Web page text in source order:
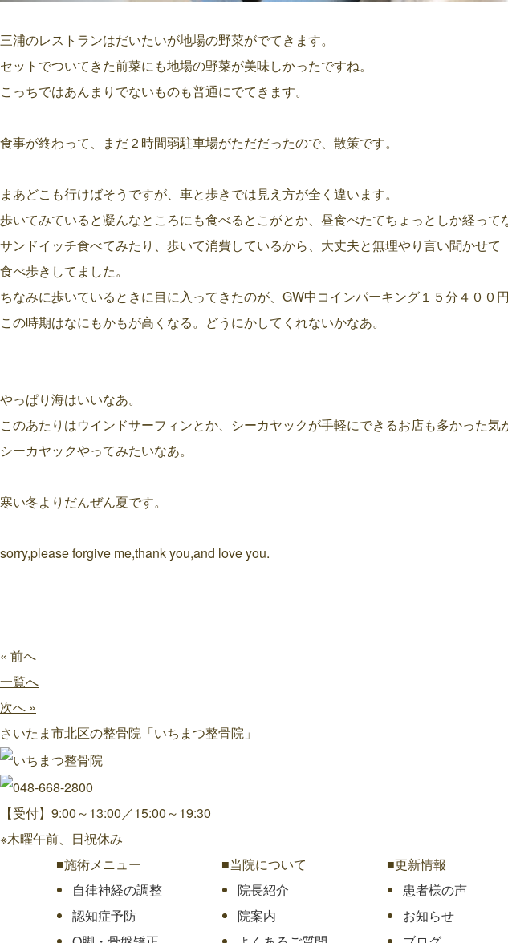
三浦のレストランはだいたいが地場の野菜がでてきます。
セットでついてきた前菜にも地場の野菜が美味しかったですね。
こっちではあんまりでないものも普通にでてきます。
食事が終わって、まだ２時間弱駐車場がただだったので、散策です。
まあどこも行けばそうですが、車と歩きでは見え方が全く違います。
歩いてみていると凝んなところにも食べるとこがとか、昼食べたてちょっとしか経って
サンドイッチ食べてみたり、歩いて消費しているから、大丈夫と無理やり言い聞かせて
食べ歩きしてました。
ちなみに歩いているときに目に入ってきたのが、GW中コインパーキング１５分４００
この時期はなにもかもが高くなる。どうにかしてくれないかなあ。
やっぱり海はいいなあ。
このあたりはウインドサーフィンとか、シーカヤックが手軽にできるお店も多かった気
シーカヤックやってみたいなあ。
寒い冬よりだんぜん夏です。
sorry,please forgive me,thank you,and love you.
« 前へ
一覧へ
次へ »
さいたま市北区の整骨院「いちまつ整骨院」
【受付】9:00～13:00／15:00～19:30
※木曜午前、日祝休み
■施術メニュー
自律神経の調整
認知症予防
■当院について
院長紹介
院案内
■更新情報
患者様の声
お知らせ